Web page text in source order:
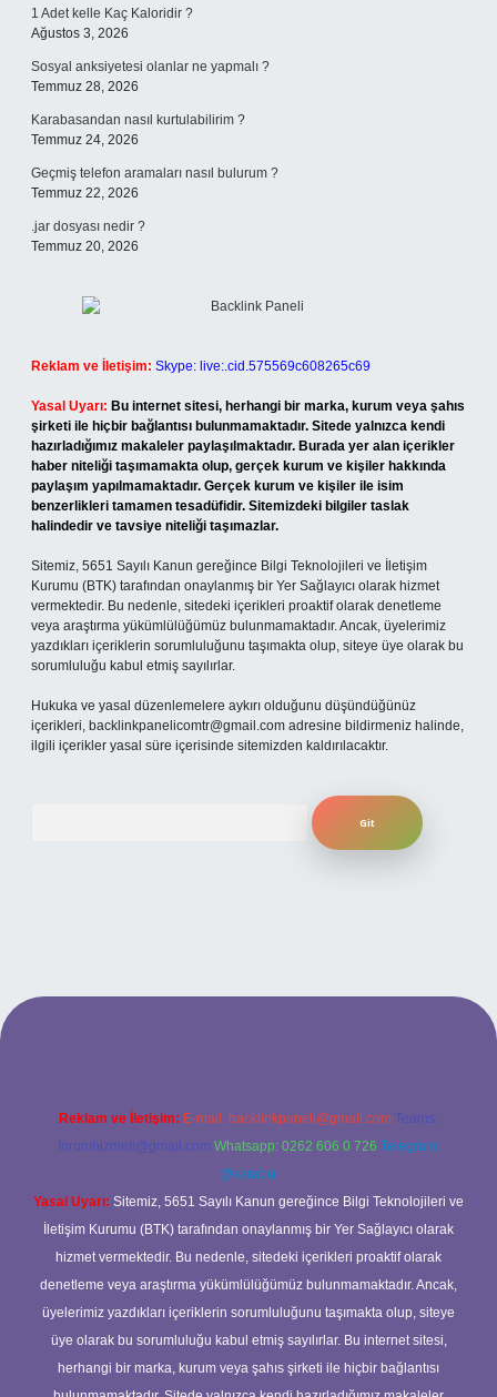
1 Adet kelle Kaç Kaloridir ?
Ağustos 3, 2026
Sosyal anksiyetesi olanlar ne yapmalı ?
Temmuz 28, 2026
Karabasandan nasıl kurtulabilirim ?
Temmuz 24, 2026
Geçmiş telefon aramaları nasıl bulurum ?
Temmuz 22, 2026
.jar dosyası nedir ?
Temmuz 20, 2026
Reklam ve İletişim: Skype: live:.cid.575569c608265c69
Yasal Uyarı: Bu internet sitesi, herhangi bir marka, kurum veya şahıs
şirketi ile hiçbir bağlantısı bulunmamaktadır. Sitede yalnızca kendi
hazırladığımız makaleler paylaşılmaktadır. Burada yer alan içerikler
haber niteliği taşımamakta olup, gerçek kurum ve kişiler hakkında
paylaşım yapılmamaktadır. Gerçek kurum ve kişiler ile isim
benzerlikleri tamamen tesadüfidir. Sitemizdeki bilgiler taslak
halindedir ve tavsiye niteliği taşımazlar.
Sitemiz, 5651 Sayılı Kanun gereğince Bilgi Teknolojileri ve İletişim
Kurumu (BTK) tarafından onaylanmış bir Yer Sağlayıcı olarak hizmet
vermektedir. Bu nedenle, sitedeki içerikleri proaktif olarak denetleme
veya araştırma yükümlülüğümüz bulunmamaktadır. Ancak, üyelerimiz
yazdıkları içeriklerin sorumluluğunu taşımakta olup, siteye üye olarak bu
sorumluluğu kabul etmiş sayılırlar.
Hukuka ve yasal düzenlemelere aykırı olduğunu düşündüğünüz
içerikleri, backlinkpanelicomtr@gmail.com adresine bildirmeniz halinde,
ilgili içerikler yasal süre içerisinde sitemizden kaldırılacaktır.
yeni giriş adresi
Reklam ve İletişim: E-mail: backlinkpaneli@gmail.com Teams:
forumhizmeti@gmail.com Whatsapp: 0262 606 0 726 Telegram:
@karabul
Yasal Uyarı: Sitemiz, 5651 Sayılı Kanun gereğince Bilgi Teknolojileri ve
İletişim Kurumu (BTK) tarafından onaylanmış bir Yer Sağlayıcı olarak
hizmet vermektedir. Bu nedenle, sitedeki içerikleri proaktif olarak
denetleme veya araştırma yükümlülüğümüz bulunmamaktadır. Ancak,
üyelerimiz yazdıkları içeriklerin sorumluluğunu taşımakta olup, siteye
üye olarak bu sorumluluğu kabul etmiş sayılırlar. Bu internet sitesi,
herhangi bir marka, kurum veya şahıs şirketi ile hiçbir bağlantısı